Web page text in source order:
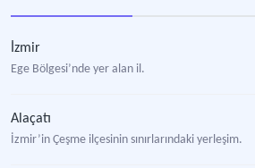
İzmir
Ege Bölgesi’nde yer alan il.
Alaçatı
İzmir’in Çeşme ilçesinin sınırlarındaki yerleşim.